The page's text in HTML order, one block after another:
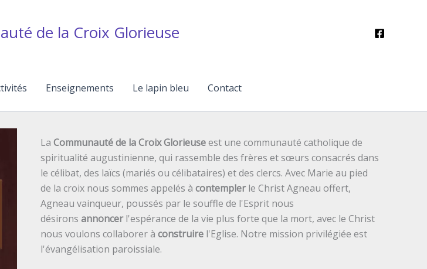
de la Croix Glorieuse
Enseignements Le lapin bleu Contact
La Communauté de la Croix Glorieuseest une communauté catholique de
spiritualité augustinienne, qui rassemble des frères et sœurs consacrés dans
le célibat, des laïcs (mariés ou célibataires) et des clercs. Avec Marie au pied
de la croix nous sommes appelés à contemplerle Christ Agneau offert,
Agneau vainqueur, poussés par le souffle de l'Esprit nous
désirons annoncerl'espérance de la vie plus forte que la mort, avec le Christ
nous voulons collaborer à construirel'Eglise. Notre mission privilégiée est
l'évangélisation paroissiale.